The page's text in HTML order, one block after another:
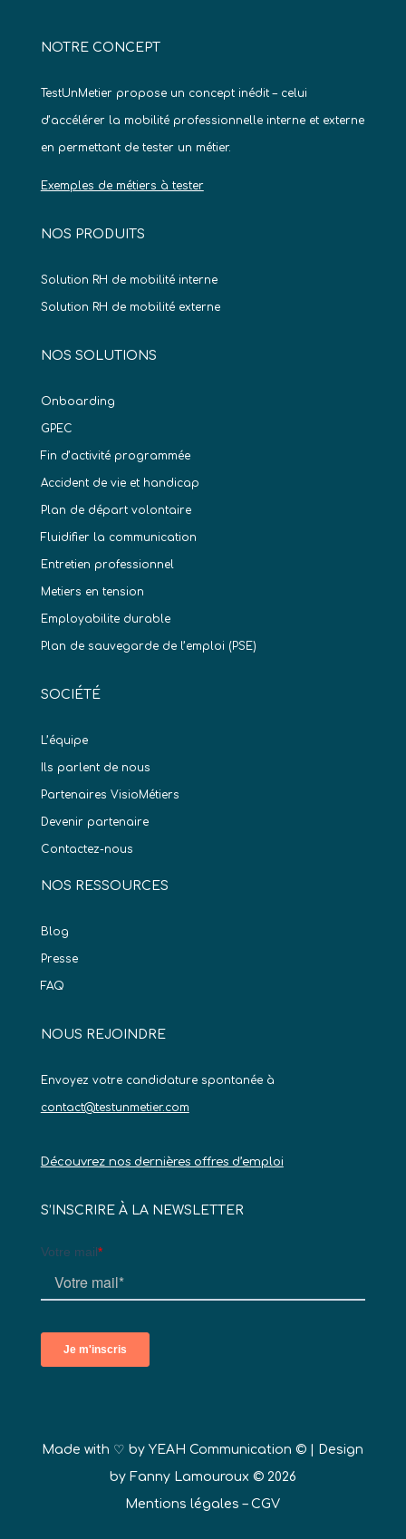
NOTRE CONCEPT
TestUnMetier propose un concept inédit – celui
d’accélérer la mobilité professionnelle interne et externe
en permettant de tester un métier.
Exemples de métiers à tester
NOS PRODUITS
Solution RH de mobilité interne
Solution RH de mobilité externe
NOS SOLUTIONS
Onboarding
GPEC
Fin d’activité programmée
Accident de vie et handicap
Plan de départ volontaire
Fluidifier la communication
Entretien professionnel
Metiers en tension
Employabilite durable
Plan de sauvegarde de l’emploi (PSE)
SOCIÉTÉ
L’équipe
Ils parlent de nous
Partenaires VisioMétiers
Devenir partenaire
Contactez-nous
NOS RESSOURCES
Blog
Presse
FAQ
NOUS REJOINDRE
Envoyez votre candidature spontanée à
contact@testunmetier.com
Découvrez nos dernières offres d’emploi
S’INSCRIRE À LA NEWSLETTER
Made with ♡ byYEAH Communication © | Design
by Fanny Lamouroux © 2026
Mentions légales –CGV